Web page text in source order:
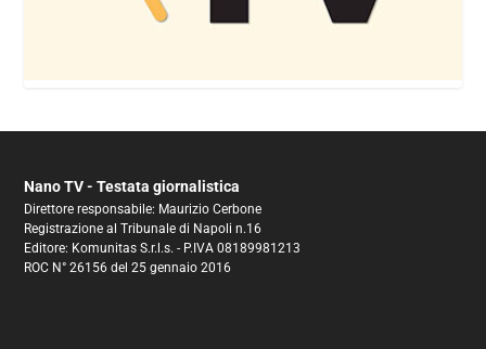
Nano TV - Testata giornalistica
Direttore responsabile: Maurizio Cerbone
Registrazione al Tribunale di Napoli n.16
Editore: Komunitas S.r.l.s. - P.IVA 08189981213
ROC N° 26156 del 25 gennaio 2016